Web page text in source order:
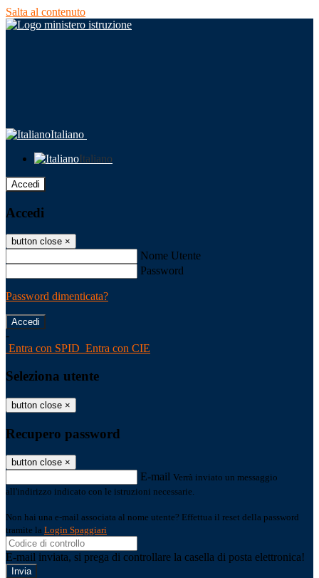
Salta al contenuto
Italiano
Italiano
Accedi
Accedi
button close ×
Nome Utente
Password
Password dimenticata?
-
Entra con SPID Entra con CIE
Seleziona utente
button close ×
Recupero password
button close ×
E-mail Verrà inviato un messaggio
all'indirizzo indicato con le istruzioni necessarie.
Non hai una e-mail associata al nome utente? Effettua il reset della password
tramite la Login Spaggiari
E-mail inviata, si prega di controllare la casella di posta elettronica!